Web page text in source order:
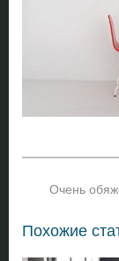
Очень
Похожие